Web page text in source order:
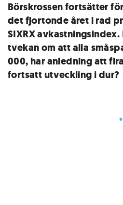
Börskrossen fortsätter
det fjortonde året i rad
SIXRX
tvekan om att alla
000, har anledning att
fortsatt utveckling i dur?